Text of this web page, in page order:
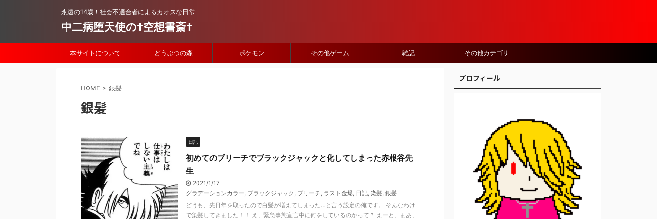
永遠の14歳！社会不適合者によるカオスな日常
中二病堕天使の†空想書斎†
本サイトについて どうぶつの森 ポケモン その他ゲーム 雑記 その他カテゴリ
HOME > 銀髪
銀髪
日記
初めてのブリーチでブラックジャックと化してしまった赤根谷先
生
2021/1/17
グラデーションカラー, ブラックジャック , ブリーチ, ラスト金爆, 日記, 染髪, 銀髪
どうも、先日年を取ったので白髪が増えてしまった…と言う設定の俺です。 そんなわけ
で染髪してきました！！ え、緊急事態宣言中に何をしているのかって？ えーと、まあ、
プロフィール